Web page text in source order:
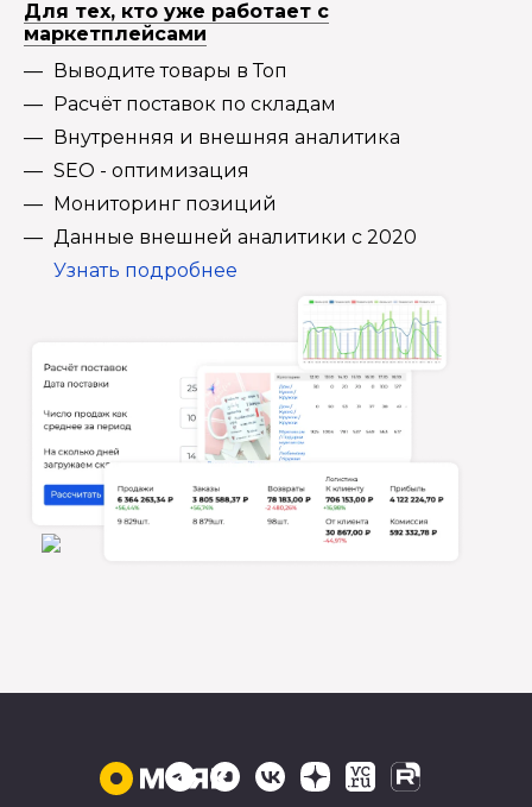
Для тех, кто уже работает с
маркетплейсами
Выводите товары в Топ
Расчёт поставок по складам
Внутренняя и внешняя аналитика
SEO - оптимизация
Мониторинг позиций
Данные внешней аналитики с 2020
Узнать подробнее